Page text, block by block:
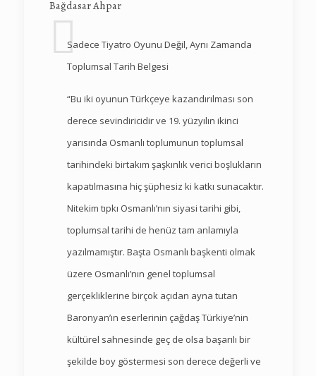
Bağdasar Ahpar
Sadece Tiyatro Oyunu Değil, Aynı Zamanda
Toplumsal Tarih Belgesi
“Bu iki oyunun Türkçeye kazandırılması son
derece sevindiricidir ve 19. yüzyılın ikinci
yarısında Osmanlı toplumunun toplumsal
tarihindeki birtakım şaşkınlık verici boşlukların
kapatılmasına hiç şüphesiz ki katkı sunacaktır.
Nitekim tıpkı Osmanlı’nın siyasi tarihi gibi,
toplumsal tarihi de henüz tam anlamıyla
yazılmamıştır. Başta Osmanlı başkenti olmak
üzere Osmanlı’nın genel toplumsal
gerçekliklerine birçok açıdan ayna tutan
Baronyan’ın eserlerinin çağdaş Türkiye’nin
kültürel sahnesinde geç de olsa başarılı bir
şekilde boy göstermesi son derece değerli ve